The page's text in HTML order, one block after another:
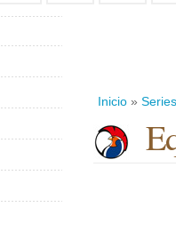
Inicio » Series